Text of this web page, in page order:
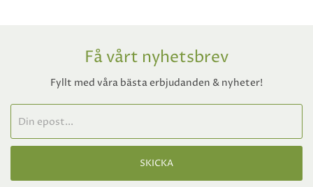
Få vårt nyhetsbrev
Fyllt med våra bästa erbjudanden & nyheter!
SKICKA